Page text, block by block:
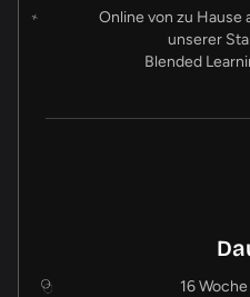
Online von zu Hause
unserer
Blended
16